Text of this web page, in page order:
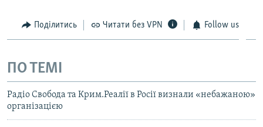
Поділитись Читати без VPN Follow us
ПО ТЕМІ
Радіо Свобода та Крим.Реалії в Росії визнали «небажаною»
організацією